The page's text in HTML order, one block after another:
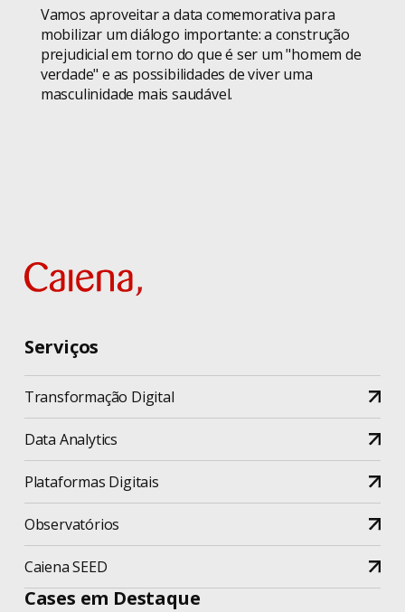
Dicas
Diversidade
Educação
iF Design Award
Moçambique
Pessoas
Projetos
Ruby Empowers!
Ruby on Rails
Carreira
Ceará Transparente
Consultoria
Coronavírus
Cultura
Desenvolvimento
Design
Design Thinking
Dia do Homem
Vamos aproveitar a data comemorativa para
mobilizar um diálogo importante: a construção
prejudicial em torno do que é ser um "homem de
verdade" e as possibilidades de viver uma
masculinidade mais saudável.
Serviços
Transformação Digital
Data Analytics
Plataformas Digitais
Observatórios
Caiena SEED
Cases em Destaque